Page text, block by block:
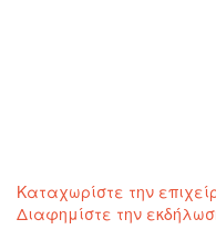
Καταχωρίστε την
Διαφημίστε την